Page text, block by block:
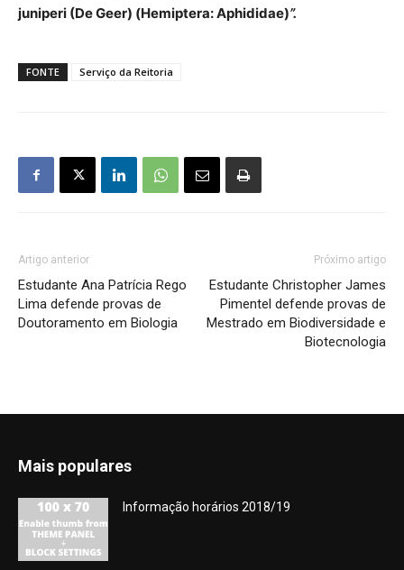
juniperi (De Geer) (Hemiptera: Aphididae)”.
FONTE Serviço da Reitoria
Artigo anterior
Estudante Ana Patrícia Rego
Lima defende provas de
Doutoramento em Biologia
Próximo artigo
Estudante Christopher James
Pimentel defende provas de
Mestrado em Biodiversidade e
Biotecnologia
Mais populares
Informação horários 2018/19